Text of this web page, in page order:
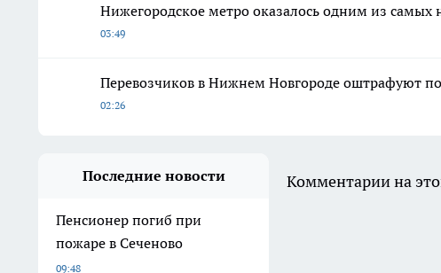
Нижегородское метро оказалось одним из самых
03:49
Перевозчиков в Нижнем Новгороде оштрафуют
02:26
Последние новости
Пенсионер погиб при
пожаре в Сеченово
09:48
Комментарии на